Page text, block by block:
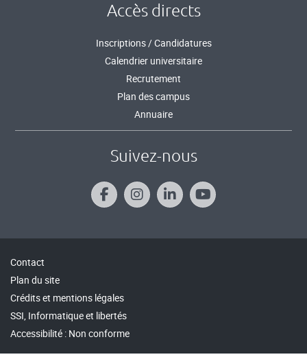
Accès directs
Inscriptions / Candidatures
Calendrier universitaire
Recrutement
Plan des campus
Annuaire
Suivez-nous
Contact
Plan du site
Crédits et mentions légales
SSI, Informatique et libertés
Accessibilité : Non conforme